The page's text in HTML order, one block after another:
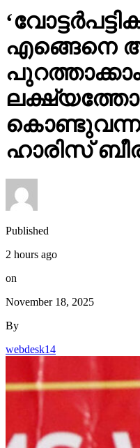
എങ്ങെനെ
ഹാരിസ്
Published
2 hours ago
on
November 18, 2025
By
webdesk14